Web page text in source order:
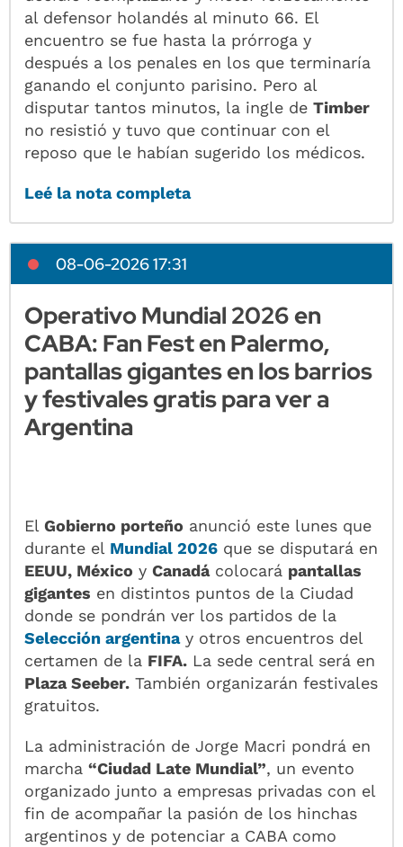
al defensor holandés al minuto 66. El
encuentro se fue hasta la prórroga y
después a los penales en los que terminaría
ganando el conjunto parisino. Pero al
disputar tantos minutos, la ingle deTimber
no resistió y tuvo que continuar con el
reposo que le habían sugerido los médicos.
Leé la nota completa
08-06-2026 17:31
Operativo Mundial 2026 en
CABA: Fan Fest en Palermo,
pantallas gigantes en los barrios
y festivales gratis para ver a
Argentina
ElGobierno porteño anunció este lunes que
durante el Mundial 2026 que se disputará en
EEUU, México yCanadácolocará pantallas
gigantes en distintos puntos de la Ciudad
donde se pondrán ver los partidos de la
Selección argentinay otros encuentros del
certamen de la FIFA. La sede central será en
Plaza Seeber. También organizarán festivales
gratuitos.
La administración de Jorge Macri pondrá en
marcha“Ciudad Late Mundial”, un evento
organizado junto a empresas privadas con el
fin de acompañar la pasión de los hinchas
argentinos y de potenciar a CABA como